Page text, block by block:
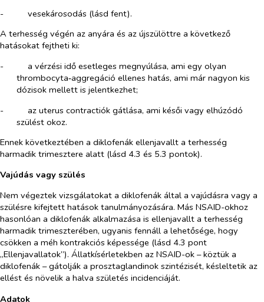
-​
vesekárosodás (lásd fent).
A terhesség végén az anyára és az újszülöttre a következő
hatásokat fejtheti ki:
-​
a vérzési idő esetleges megnyúlása, ami egy olyan
thrombocyta‑aggregáció ellenes hatás, ami már nagyon kis
dózisok mellett is jelentkezhet;
-​
az uterus contractiók gátlása, ami késői vagy elhúzódó
szülést okoz.
Ennek következtében a diklofenák ellenjavallt a terhesség
harmadik trimesztere alatt (lásd 4.3 és 5.3 pontok).
Vajúdás vagy szülés
Nem végeztek vizsgálatokat a diklofenák által a vajúdásra vagy a
szülésre kifejtett hatások tanulmányozására. Más NSAID-okhoz
hasonlóan a diklofenák alkalmazása is ellenjavallt a terhesség
harmadik trimeszterében, ugyanis fennáll a lehetősége, hogy
csökken a méh kontrakciós képessége (lásd 4.3 pont
„Ellenjavallatok”). Állatkísérletekben az NSAID-ok – köztük a
diklofenák – gátolják a prosztaglandinok szintézisét, késleltetik az
ellést és növelik a halva születés incidenciáját.
Adatok